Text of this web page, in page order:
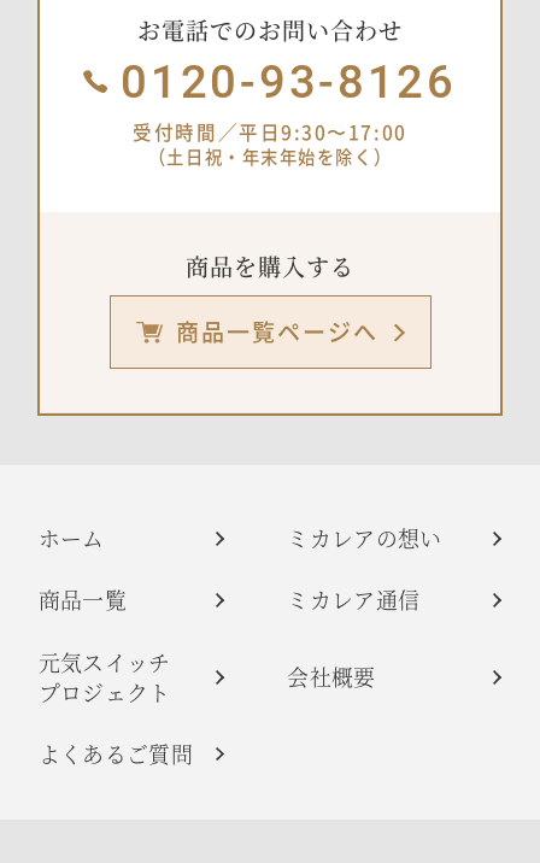
お電話でのお問い合わせ
0120-93-8126
受付時間／平日9:30〜17:00
（土日祝・年末年始を除く）
商品を購入する
商品一覧ページへ
ホーム
ミカレアの想い
商品一覧
ミカレア通信
元気スイッチ
プロジェクト
会社概要
よくあるご質問